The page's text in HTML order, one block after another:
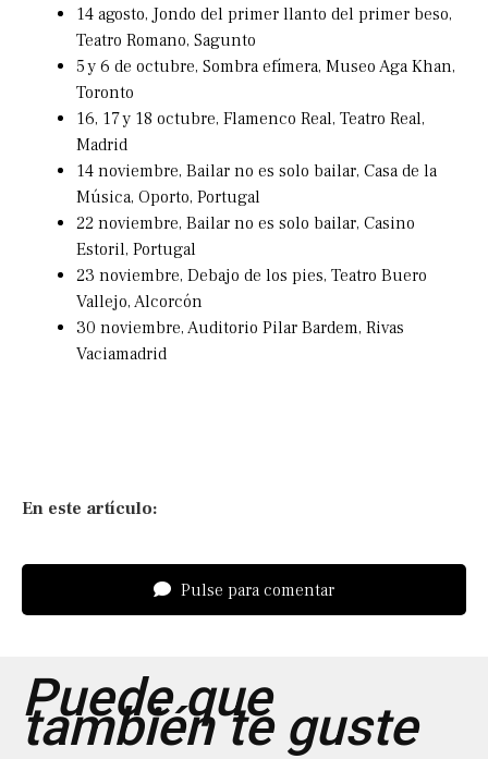
14 agosto, Jondo del primer llanto del primer beso,
Teatro Romano, Sagunto
5 y 6 de octubre, Sombra efímera, Museo Aga Khan,
Toronto
16, 17 y 18 octubre, Flamenco Real, Teatro Real,
Madrid
14 noviembre, Bailar no es solo bailar, Casa de la
Música, Oporto, Portugal
22 noviembre, Bailar no es solo bailar, Casino
Estoril, Portugal
23 noviembre, Debajo de los pies, Teatro Buero
Vallejo, Alcorcón
30 noviembre, Auditorio Pilar Bardem, Rivas
Vaciamadrid
En este artículo:
Pulse para comentar
Puede que
también te guste